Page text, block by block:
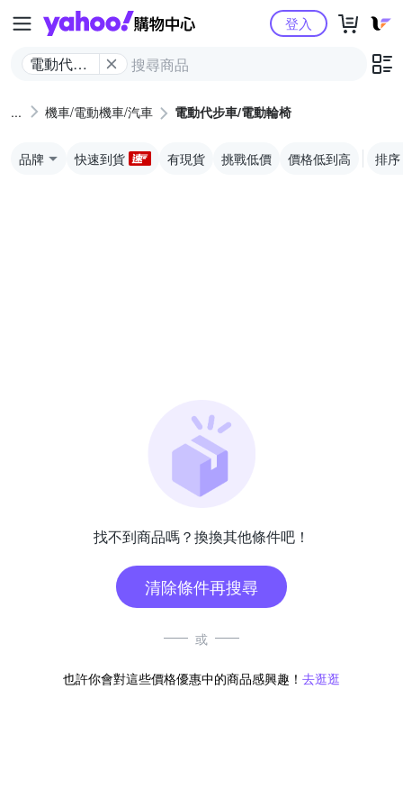
Yahoo購物中心
電動代步
椅
登入
機車/電動機車/汽車 電動代步車/電動輪椅
品牌 快速到貨 有現貨 挑戰低價 價格低到高 排序
找不到商品嗎？換換其他條件吧！
清除條件再搜尋
或
也許你會對這些價格優惠中的商品感興趣！ 去逛逛